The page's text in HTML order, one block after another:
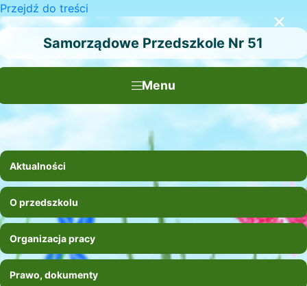
Przejdź do treści
Samorządowe Przedszkole Nr 51
Menu
×
Aktualności
O przedszkolu
Organizacja pracy
Prawo, dokumenty